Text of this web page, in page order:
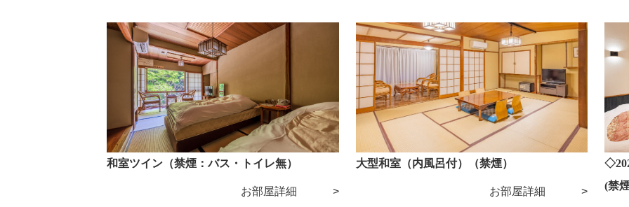
和室ツイン（禁煙：バス・トイレ無）
お部屋詳細
大型和室（内風呂付）（禁煙）
お部屋詳細
(禁